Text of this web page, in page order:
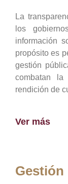
La
los
información
propósito es
gestión
combatan la
rendición de
Ver más
Gestión